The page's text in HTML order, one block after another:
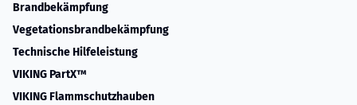
Brandbekämpfung
Vegetationsbrandbekämpfung
Technische Hilfeleistung
VIKING PartX™
VIKING Flammschutzhauben